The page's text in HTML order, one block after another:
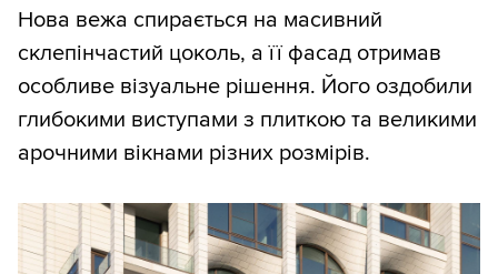
Нова вежа спирається на масивний
склепінчастий цоколь, а її фасад отримав
особливе візуальне рішення. Його оздобили
глибокими виступами з плиткою та великими
арочними вікнами різних розмірів.